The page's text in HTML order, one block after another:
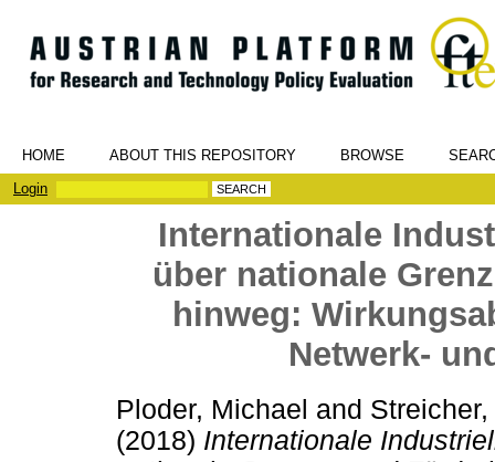
HOME ABOUT THIS REPOSITORY BROWSE
Login
Internationale
über nationale
hinweg:
Netwerk-
Ploder, Michael and
(2018) Internationale